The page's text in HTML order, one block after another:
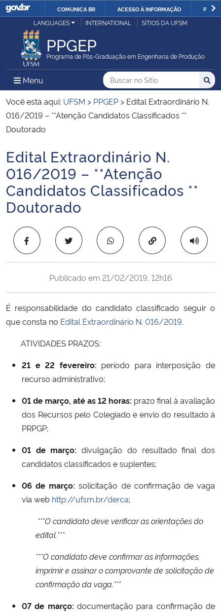
IR
COMUNICA BR ACESSO À INFORMAÇÃO
Ministério da Justiça e Segurança Pública
Ministério da Defesa
Ministério das Relações Exteriores
Ministério da Economia
Ministério da Infraestrutura
Ministério da Agricultura, Pecuária e Abastecimento
Ministério da Educação
Ministério da Cidadania
Ministério da Saúde
Ministério de Minas e Energia
Ministério da Ciência, Tecnologia, Inovações e Comunicações
Controladoria-Geral da União
Secretaria-Geral
Secretaria de Governo
Gabinete de Segurança Institucional
Banco Central do Brasil
LANGUAGES INTERNATIONAL SÍTIOS DA UFSM
PPGEP
Programa de Pós-Graduação em Engenharia de Produção
Menu Menu Principal do Sítio
Busca
Buscar no no Sítio
Busca:
Você está aqui: UFSM > PPGEP > Edital Extraordinário N.
016/2019 – **Atenção Candidatos Classificados **
Doutorado
Início do conteúdo
Edital Extraordinário N.
016/2019 – **Atenção
Candidatos Classificados **
Doutorado
Copiar para área
Publicado em 21/02/2019, 12h16
É responsabilidade do candidato classificado seguir o
que consta no Edital Extraordinário N. 016/2019.
ATIVIDADES PRAZOS:
21 e 22 fevereiro: período para interposição de
recurso administrativo;
01 de março, até as 12 horas: prazo final à avaliação
dos Recursos pelo Colegiado e envio do resultado à
PRPGP;
01 de março: divulgação do resultado final dos
candidatos classificados e suplentes;
06 de março: solicitação de confirmação de vaga
via web http://ufsm.br/derca;
***O candidato deve verificar as orientações do
edital.***
***O candidato deve confirmar as informações,
imprimir e assinar o comprovante de solicitação de
confirmação da vaga.***
07 de março: documentação para confirmação de